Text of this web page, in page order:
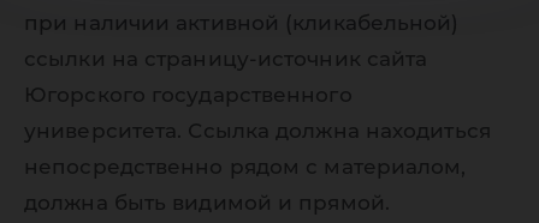
при наличии активной (кликабельной)
ссылки на страницу-источник сайта
Югорского государственного
университета. Ссылка должна находиться
непосредственно рядом с материалом,
должна быть видимой и прямой.